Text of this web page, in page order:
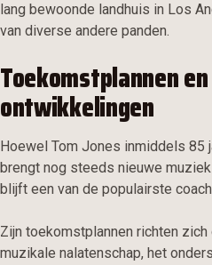
lang bewoonde landhuis in Los
van diverse andere panden.
Toekomstplannen
ontwikkelingen
Hoewel Tom Jones inmiddels 85
brengt nog steeds nieuwe
blijft een van de populairste
Zijn toekomstplannen richten
muzikale nalatenschap, het